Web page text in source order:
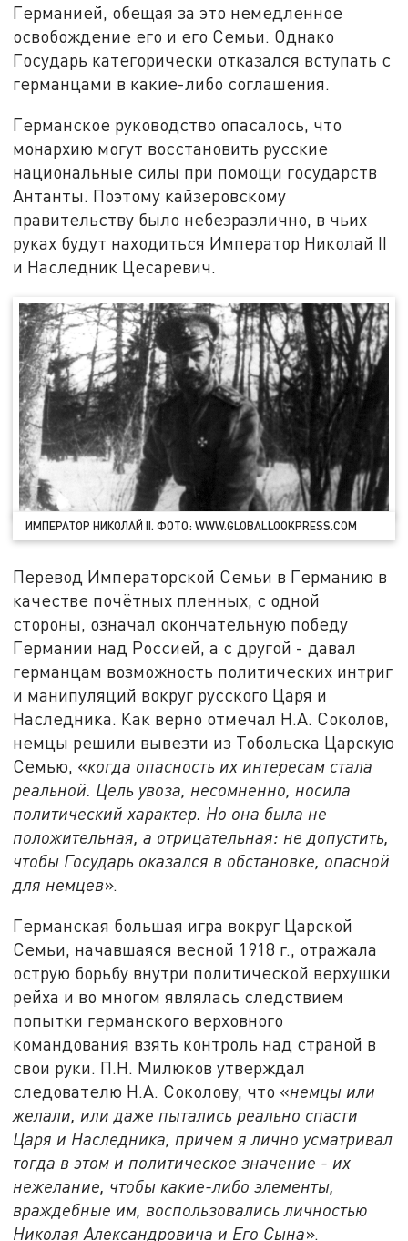
Германией, обещая за это немедленное
освобождение его и его Семьи. Однако
Государь категорически отказался вступать с
германцами в какие-либо соглашения.
Германское руководство опасалось, что
монархию могут восстановить русские
национальные силы при помощи государств
Антанты. Поэтому кайзеровскому
правительству было небезразлично, в чьих
руках будут находиться Император Николай II
и Наследник Цесаревич.
ИМПЕРАТОР НИКОЛАЙ II. ФОТО: WWW.GLOBALLOOKPRESS.COM
Перевод Императорской Семьи в Германию в
качестве почётных пленных, с одной
стороны, означал окончательную победу
Германии над Россией, а с другой - давал
германцам возможность политических интриг
и манипуляций вокруг русского Царя и
Наследника. Как верно отмечал Н.А. Соколов,
немцы решили вывезти из Тобольска Царскую
Семью, «когда опасность их интересам стала
реальной. Цель увоза, несомненно, носила
политический характер. Но она была не
положительная, а отрицательная: не допустить,
чтобы Государь оказался в обстановке, опасной
для немцев».
Германская большая игра вокруг Царской
Семьи, начавшаяся весной 1918 г., отражала
острую борьбу внутри политической верхушки
рейха и во многом являлась следствием
попытки германского верховного
командования взять контроль над страной в
свои руки. П.Н. Милюков утверждал
следователю Н.А. Соколову, что «немцы или
желали, или даже пытались реально спасти
Царя и Наследника, причем я лично усматривал
тогда в этом и политическое значение - их
нежелание, чтобы какие-либо элементы,
враждебные им, воспользовались личностью
Николая Александровича и Его Сына».